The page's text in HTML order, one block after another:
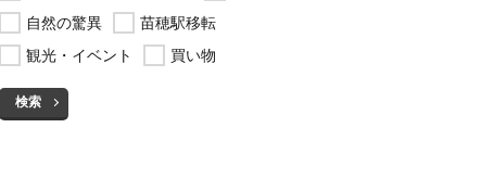
自然の驚異
苗穂駅移転
観光・イベント
買い物
検索